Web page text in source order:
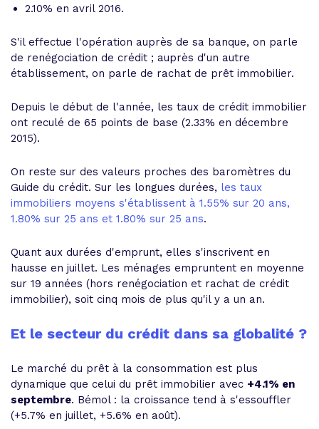
2.10% en avril 2016.
S'il effectue l'opération auprès de sa banque, on parle
de renégociation de crédit ; auprès d'un autre
établissement, on parle de rachat de prêt immobilier.
Depuis le début de l'année, les taux de crédit immobilier
ont reculé de 65 points de base (2.33% en décembre
2015).
On reste sur des valeurs proches des baromètres du
Guide du crédit. Sur les longues durées, les taux
immobiliers moyens s'établissent à 1.55% sur 20 ans,
1.80% sur 25 ans et 1.80% sur 25 ans.
Quant aux durées d'emprunt, elles s'inscrivent en
hausse en juillet. Les ménages empruntent en moyenne
sur 19 années (hors renégociation et rachat de crédit
immobilier), soit cinq mois de plus qu'il y a un an.
Et le secteur du crédit dans sa globalité ?
Le marché du prêt à la consommation est plus
dynamique que celui du prêt immobilier avec +4.1% en
septembre. Bémol : la croissance tend à s'essouffler
(+5.7% en juillet, +5.6% en août).